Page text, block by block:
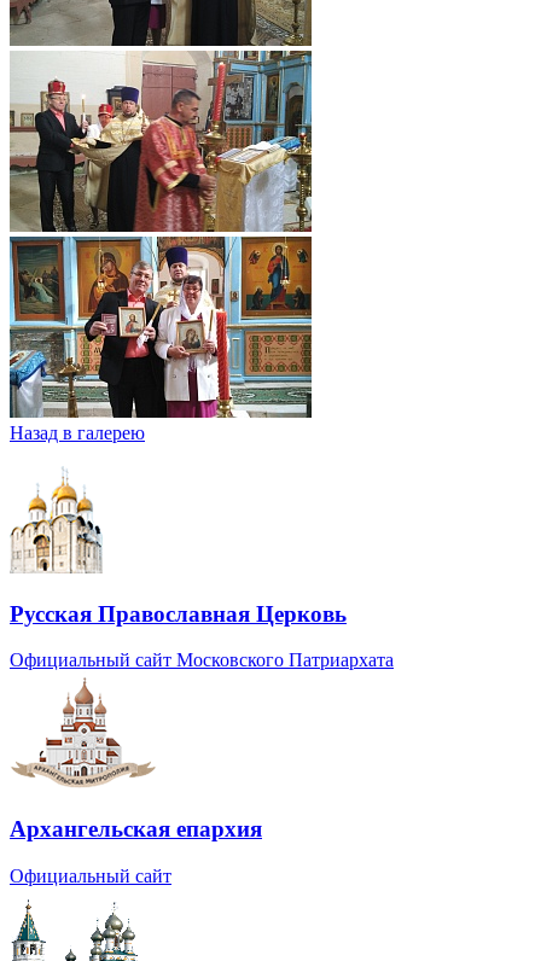
Назад в галерею
Русская Православная Церковь
Официальный сайт Московского Патриархата
Архангельская епархия
Официальный сайт